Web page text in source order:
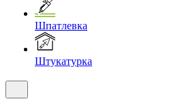
Шпатлевка
Штукатурка